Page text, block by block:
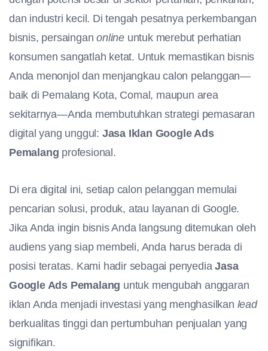
dan industri kecil. Di tengah pesatnya perkembangan
bisnis, persainganonline untuk merebut perhatian
konsumen sangatlah ketat. Untuk memastikan bisnis
Anda menonjol dan menjangkau calon pelanggan—
baik di Pemalang Kota, Comal, maupun area
sekitarnya—Anda membutuhkan strategi pemasaran
digital yang unggul: Jasa Iklan Google Ads
Pemalang profesional.
Di era digital ini, setiap calon pelanggan memulai
pencarian solusi, produk, atau layanan di Google.
Jika Anda ingin bisnis Anda langsung ditemukan oleh
audiens yang siap membeli, Anda harus berada di
posisi teratas. Kami hadir sebagai penyediaJasa
Google Ads Pemalang untuk mengubah anggaran
iklan Anda menjadi investasi yang menghasilkan lead
berkualitas tinggi dan pertumbuhan penjualan yang
signifikan.